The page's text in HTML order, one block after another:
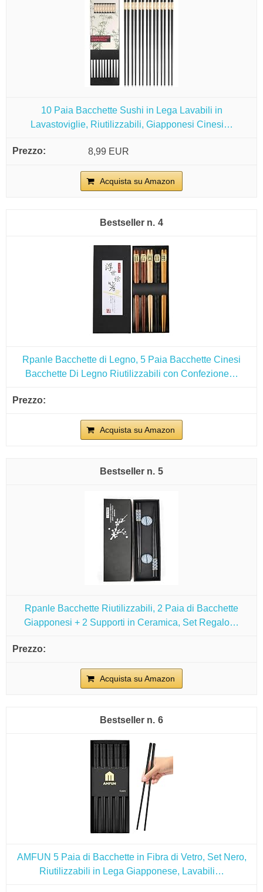
10 Paia Bacchette Sushi in Lega Lavabili in
Lavastoviglie, Riutilizzabili, Giapponesi Cinesi…
8,99 EUR
Acquista su Amazon
4
Rpanle Bacchette di Legno, 5 Paia Bacchette Cinesi
Bacchette Di Legno Riutilizzabili con Confezione…
Acquista su Amazon
5
Rpanle Bacchette Riutilizzabili, 2 Paia di Bacchette
Giapponesi + 2 Supporti in Ceramica, Set Regalo…
Acquista su Amazon
6
AMFUN 5 Paia di Bacchette in Fibra di Vetro, Set Nero,
Riutilizzabili in Lega Giapponese, Lavabili…